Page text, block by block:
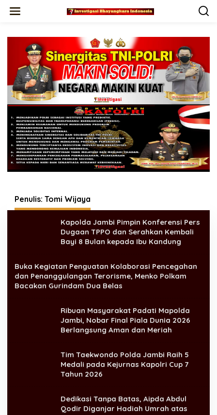
Penulis: Tomi Wijaya
Kapolda Jambi Pimpin Konferensi Pers
Dugaan TPPO dan Serahkan Kembali
Bayi 8 Bulan kepada Ibu Kandung
Buka Kegiatan Penguatan Kolaborasi Pencegahan
dan Penanggulangan Terorisme, Menko Polkam
Bacakan Gurindam Dua Belas
Ribuan Masyarakat Padati Mapolda
Jambi, Nobar Final Piala Dunia 2026
Berlangsung Aman dan Meriah
Tim Taekwondo Polda Jambi Raih 5
Medali pada Kejurnas Kapolri Cup 7
Tahun 2026
Dedikasi Tanpa Batas, Aipda Abdul
Qodir Diganjar Hadiah Umrah atas